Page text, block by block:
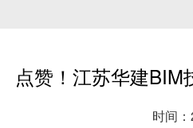
点赞！江苏华建
时间